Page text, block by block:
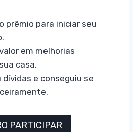
prêmio para iniciar seu
em melhorias
casa.
e conseguiu se
PARTICIPAR